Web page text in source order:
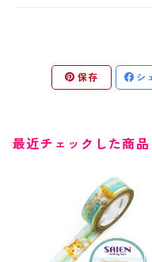
保存 シ
最近チェックした商品